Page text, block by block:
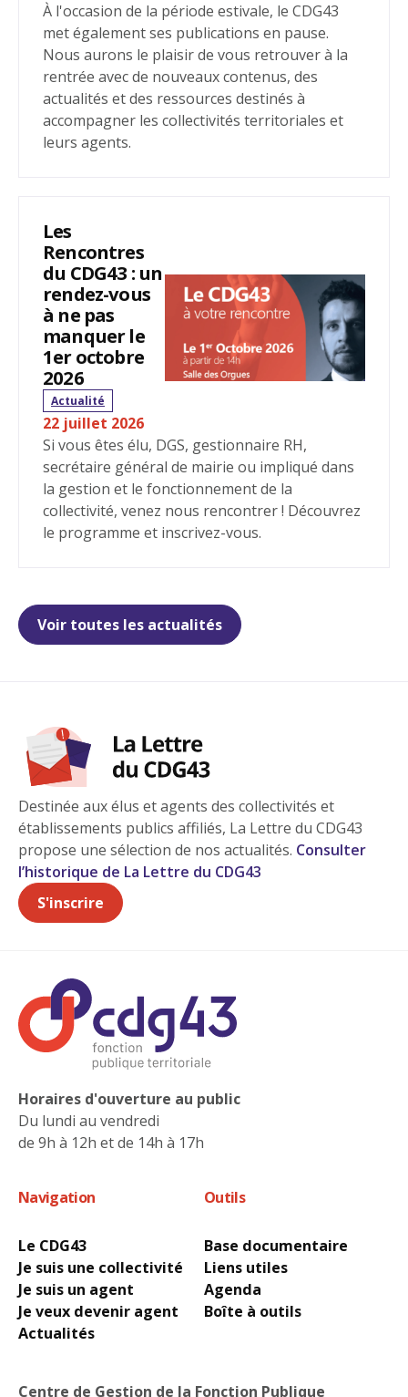
À l'occasion de la période estivale, le CDG43
met également ses publications en pause.
Nous aurons le plaisir de vous retrouver à la
rentrée avec de nouveaux contenus, des
actualités et des ressources destinés à
accompagner les collectivités territoriales et
leurs agents.
Les
Rencontres
du CDG43 : un
rendez-vous
à ne pas
manquer le
1er octobre
2026
Actualité
22 juillet 2026
Si vous êtes élu, DGS, gestionnaire RH,
secrétaire général de mairie ou impliqué dans
la gestion et le fonctionnement de la
collectivité, venez nous rencontrer ! Découvrez
le programme et inscrivez-vous.
Voir toutes les actualités
Destinée aux élus et agents des collectivités et
établissements publics affiliés, La Lettre du CDG43
propose une sélection de nos actualités. Consulter
l’historique de La Lettre du CDG43
S'inscrire
Horaires d'ouverture au public
Du lundi au vendredi
de 9h à 12h et de 14h à 17h
Navigation
Le CDG43
Je suis une collectivité
Je suis un agent
Je veux devenir agent
Actualités
Outils
Base documentaire
Liens utiles
Agenda
Boîte à outils
Centre de Gestion de la Fonction Publique